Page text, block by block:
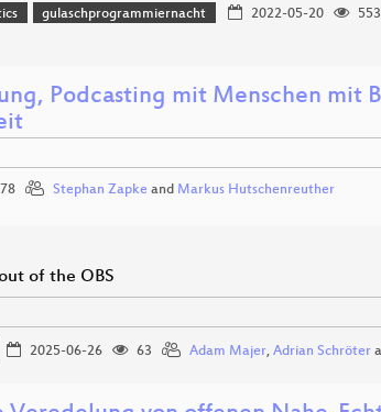
gulaschprogrammiernacht 2022-05-20 553
Podcasting mit Menschen mit
78 Stephan Zapke and Markus Hutschenreuther
of the OBS
2025-06-26 63 Adam Majer, Adrian Schröter